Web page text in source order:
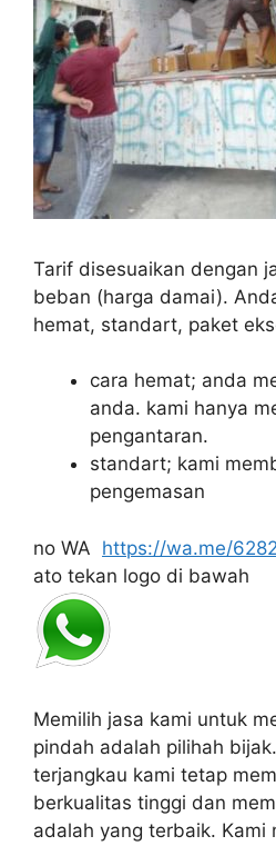
Tarif disesuaikan dengan
beban (harga damai).
hemat, standart, paket
cara hemat; anda
anda. kami hanya
pengantaran.
standart; kami
pengemasan
no WA https://wa.me/
ato tekan logo di bawah
Memilih jasa kami untuk
pindah adalah pilihah bijak.
terjangkau kami tetap
berkualitas tinggi dan
adalah yang terbaik. Kami